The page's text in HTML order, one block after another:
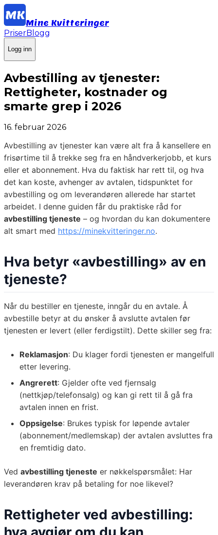
Mine Kvitteringer
PriserBlogg
Logg inn
Avbestilling av tjenester:
Rettigheter, kostnader og
smarte grep i 2026
16. februar 2026
Avbestilling av tjenester kan være alt fra å kansellere en
frisørtime til å trekke seg fra en håndverkerjobb, et kurs
eller et abonnement. Hva du faktisk har rett til, og hva
det kan koste, avhenger av avtalen, tidspunktet for
avbestilling og om leverandøren allerede har startet
arbeidet. I denne guiden får du praktiske råd for
avbestilling tjeneste – og hvordan du kan dokumentere
alt smart med https://minekvitteringer.no.
Hva betyr «avbestilling» av en
tjeneste?
Når du bestiller en tjeneste, inngår du en avtale. Å
avbestille betyr at du ønsker å avslutte avtalen før
tjenesten er levert (eller ferdigstilt). Dette skiller seg fra:
Reklamasjon: Du klager fordi tjenesten er mangelfull
etter levering.
Angrerett: Gjelder ofte ved fjernsalg
(nettkjøp/telefonsalg) og kan gi rett til å gå fra
avtalen innen en frist.
Oppsigelse: Brukes typisk for løpende avtaler
(abonnement/medlemskap) der avtalen avsluttes fra
en fremtidig dato.
Ved avbestilling tjeneste er nøkkelspørsmålet: Har
leverandøren krav på betaling for noe likevel?
Rettigheter ved avbestilling: